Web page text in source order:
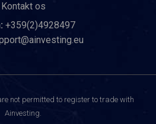
Kontakt os
+359(2)4928497
not permitted to register to trade with
Ainvesting.